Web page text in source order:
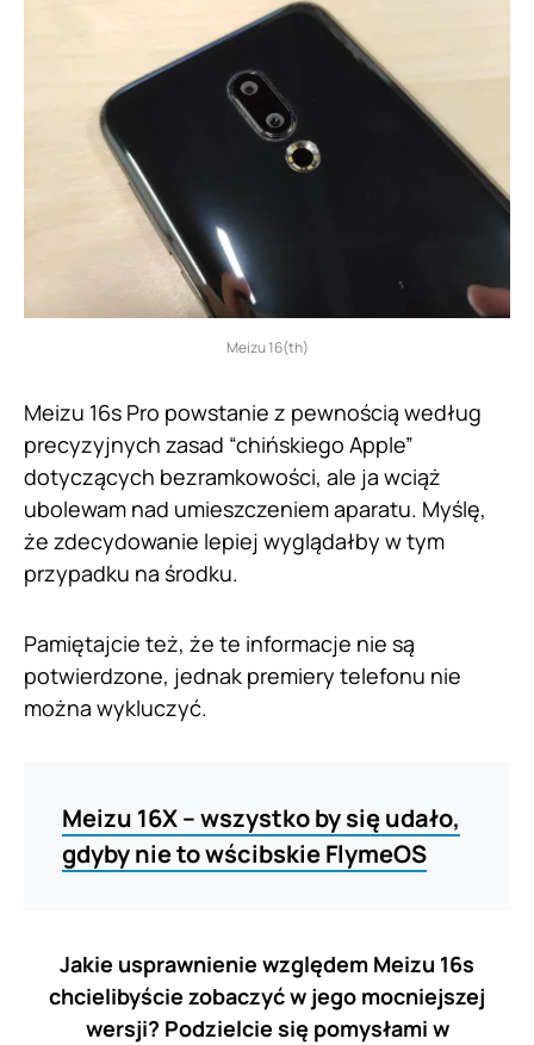
Meizu 16(th)
Meizu 16s Pro powstanie z pewnością według
precyzyjnych zasad “chińskiego Apple”
dotyczących bezramkowości, ale ja wciąż
ubolewam nad umieszczeniem aparatu. Myślę,
że zdecydowanie lepiej wyglądałby w tym
przypadku na środku.
Pamiętajcie też, że te informacje nie są
potwierdzone, jednak premiery telefonu nie
można wykluczyć.
Meizu 16X – wszystko by się udało,
gdyby nie to wścibskie FlymeOS
Jakie usprawnienie względem Meizu 16s
chcielibyście zobaczyć w jego mocniejszej
wersji? Podzielcie się pomysłami w